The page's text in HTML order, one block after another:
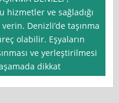
hizmetler ve sağladığı
Denizli’de taşınma
olabilir. Eşyaların
ve yerleştirilmesi
dikkat